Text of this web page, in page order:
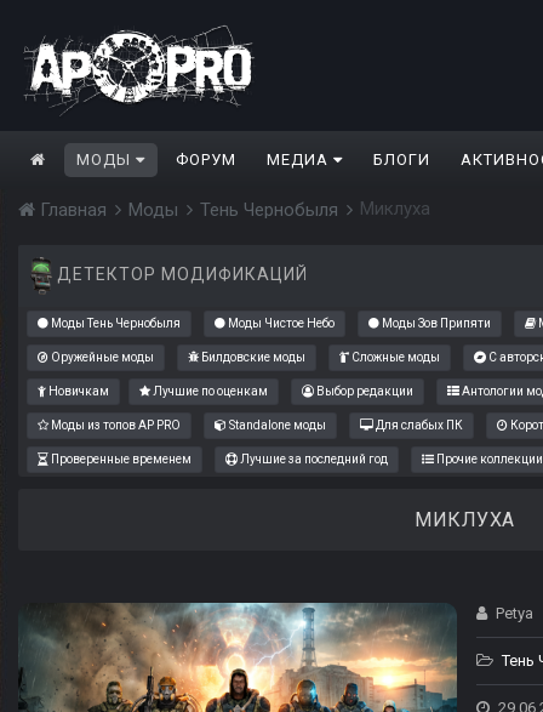
МОДЫ ФОРУМ МЕДИА БЛОГИ
Главная Моды Тень Чернобыля Миклуха
ДЕТЕКТОР МОДИФИКАЦИЙ
Моды Тень Чернобыля Моды Чистое Небо Моды Зов Припяти
Оружейные моды Билдовские моды Сложные моды С
Новичкам Лучшие по оценкам Выбор редакции Антологии
Моды из топов AP PRO Standalone моды Для слабых ПК
Проверенные временем Лучшие за последний год Прочие коллекции
МИКЛУХА
Petya
Тень